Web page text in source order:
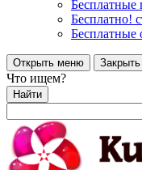
Бесплатные
Бесплатно!
Бесплатные
Открыть меню
Что ищем?
Найти